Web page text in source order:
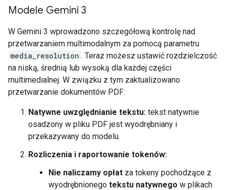
Modele Gemini 3
W Gemini 3 wprowadzono szczegółową kontrolę nad
przetwarzaniem multimodalnym za pomocą parametru
media_resolution . Teraz możesz ustawić rozdzielczość
na niską, średnią lub wysoką dla każdej części
multimedialnej. W związku z tym zaktualizowano
przetwarzanie dokumentów PDF:
Natywne uwzględnianie tekstu: tekst natywnie
osadzony w pliku PDF jest wyodrębniany i
przekazywany do modelu.
Rozliczenia i raportowanie tokenów:
Nie naliczamy opłat za tokeny pochodzące z
wyodrębnionego tekstu natywnego w plikach